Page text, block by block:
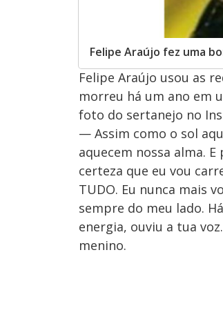
Felipe Araújo fez uma
Felipe Araújo usou as
morreu há um ano em
foto do sertanejo no
— Assim como o sol
aquecem nossa alma.
certeza que eu vou
TUDO. Eu nunca mais
sempre do meu lado.
energia, ouviu a tua
menino.